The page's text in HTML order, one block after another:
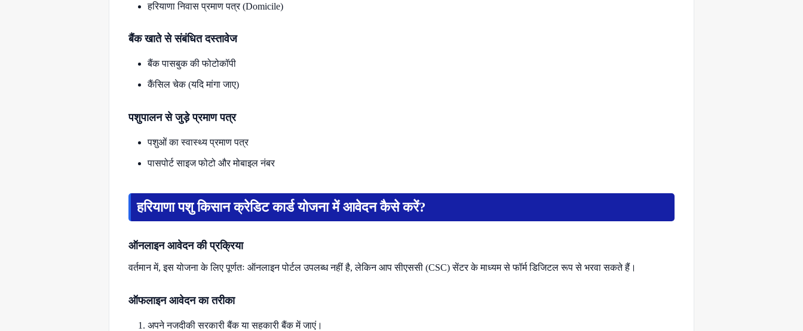
हरियाणा निवास प्रमाण पत्र (Domicile)
बैंक खाते से संबंधित दस्तावेज
बैंक पासबुक की फोटोकॉपी
कैंसिल चेक (यदि मांगा जाए)
पशुपालन से जुड़े प्रमाण पत्र
पशुओं का स्वास्थ्य प्रमाण पत्र
पासपोर्ट साइज फोटो और मोबाइल नंबर
हरियाणा पशु किसान क्रेडिट कार्ड योजना में आवेदन कैसे करें?
ऑनलाइन आवेदन की प्रक्रिया
वर्तमान में, इस योजना के लिए पूर्णतः ऑनलाइन पोर्टल उपलब्ध नहीं है, लेकिन आप सीएससी (CSC) सेंटर के माध्यम से फॉर्म डिजिटल रूप से भरवा सकते हैं।
ऑफलाइन आवेदन का तरीका
अपने नजदीकी सरकारी बैंक या सहकारी बैंक में जाएं।